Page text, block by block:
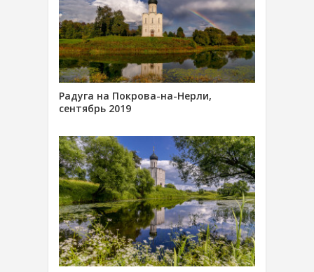
Радуга на Покрова-на-Нерли,
сентябрь 2019